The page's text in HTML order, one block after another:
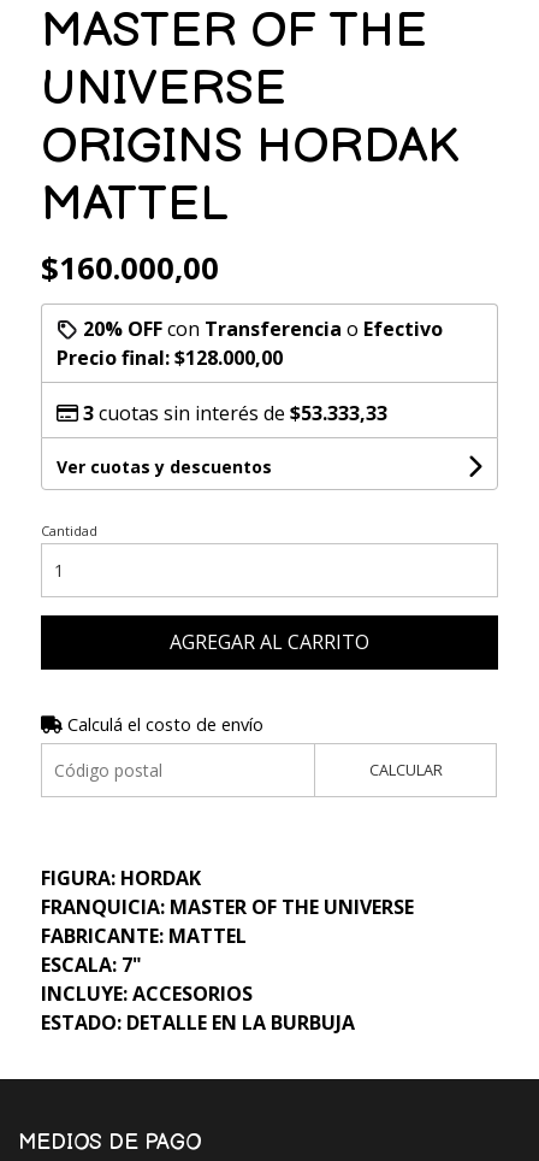
MASTER OF THE
UNIVERSE
ORIGINS HORDAK
MATTEL
$160.000,00
20% OFFcon Transferencia o Efectivo
Precio final:$128.000,00
3cuotas sin interés de $53.333,33
Ver cuotas y descuentos
Cantidad
AGREGAR AL CARRITO
Calculá el costo de envío
CALCULAR
FIGURA: HORDAK
FRANQUICIA: MASTER OF THE UNIVERSE
FABRICANTE: MATTEL
ESCALA: 7"
INCLUYE: ACCESORIOS
ESTADO: DETALLE EN LA BURBUJA
MEDIOS DE PAGO